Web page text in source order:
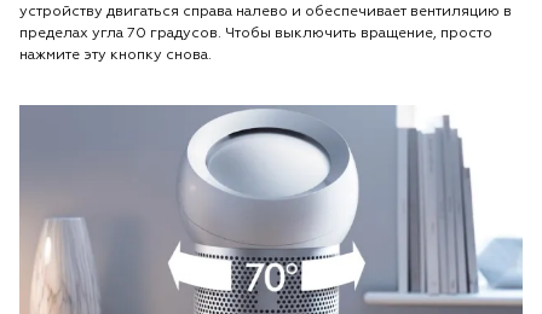
устройству двигаться справа налево и обеспечивает вентиляцию в
пределах угла 70 градусов. Чтобы выключить вращение, просто
нажмите эту кнопку снова.